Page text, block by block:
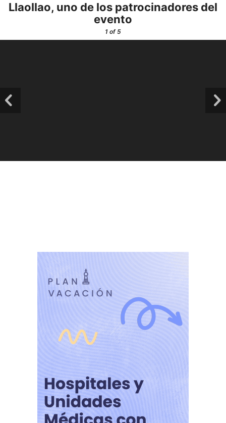
Llaollao, uno de los patrocinadores del
evento
1 of 5